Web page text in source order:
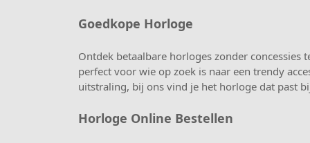
Goedkope Horloge
Ontdek betaalbare horloges zonder concessies
perfect voor wie op zoek is naar een trendy
uitstraling, bij ons vind je het horloge dat past
Horloge Online Bestellen